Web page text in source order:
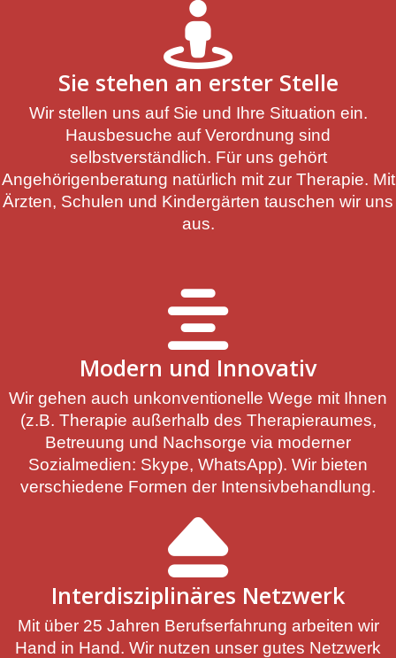
Sie stehen an erster Stelle
Wir stellen uns auf Sie und Ihre Situation ein.
Hausbesuche auf Verordnung sind
selbstverständlich. Für uns gehört
Angehörigenberatung natürlich mit zur Therapie. Mit
Ärzten, Schulen und Kindergärten tauschen wir uns
aus.
Modern und Innovativ
Wir gehen auch unkonventionelle Wege mit Ihnen
(z.B. Therapie außerhalb des Therapieraumes,
Betreuung und Nachsorge via moderner
Sozialmedien: Skype, WhatsApp). Wir bieten
verschiedene Formen der Intensivbehandlung.
Interdisziplinäres Netzwerk
Mit über 25 Jahren Berufserfahrung arbeiten wir
Hand in Hand. Wir nutzen unser gutes Netzwerk